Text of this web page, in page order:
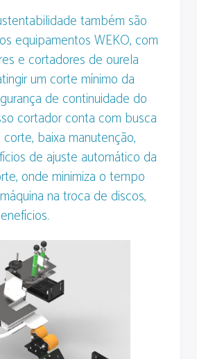
também são
equipamentos WEKO, com
e cortadores de ourela
um corte mínimo da
de continuidade do
cortador conta com busca
baixa manutenção,
de ajuste automático da
onde minimiza o tempo
na troca de discos,